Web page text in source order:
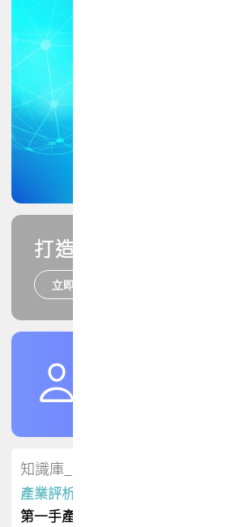
打造您的PCB專業技能
立即報名
知識庫_會員專屬
產業評析報告
第一手產業資訊